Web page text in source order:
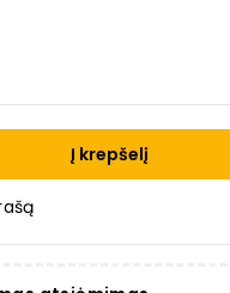
Į krepšelį